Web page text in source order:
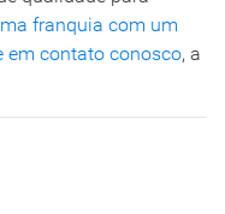
franquia com um
em contato conosco, a